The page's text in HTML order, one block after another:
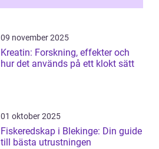
09 november 2025
Kreatin: Forskning, effekter och
hur det används på ett klokt sätt
01 oktober 2025
Fiskeredskap i Blekinge: Din guide
till bästa utrustningen